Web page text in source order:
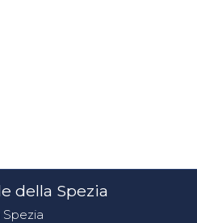
della Spezia
Spezia